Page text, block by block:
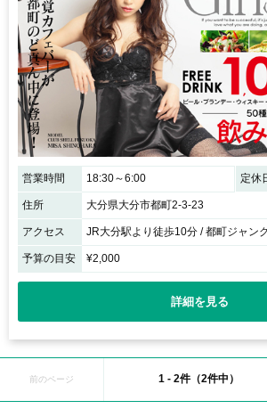
営業時間 18:30～6:00 定休
住所 大分県大分市都町2-3-23
アクセス JR大分駅より徒歩10分 / 都町ジャン
予算の目安 ¥2,000
詳細を見る
前のページ 1 - 2件（2件中）